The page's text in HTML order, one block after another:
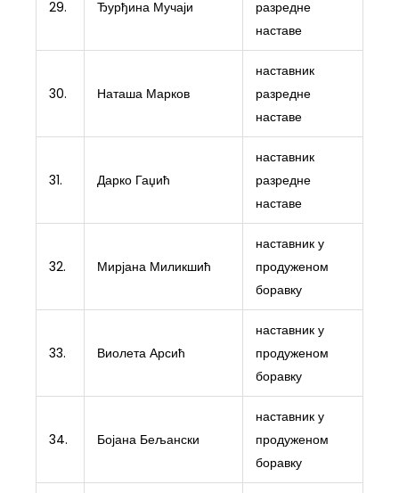
29. Ђурђина Мучаји
разредне
наставе
30. Наташа Марков
наставник
разредне
наставе
31. Дарко Гаџић
наставник
разредне
наставе
32. Мирјана Миликшић
наставник у
продуженом
боравку
33. Виолета Арсић
наставник у
продуженом
боравку
34. Бојана Бељански
наставник у
продуженом
боравку